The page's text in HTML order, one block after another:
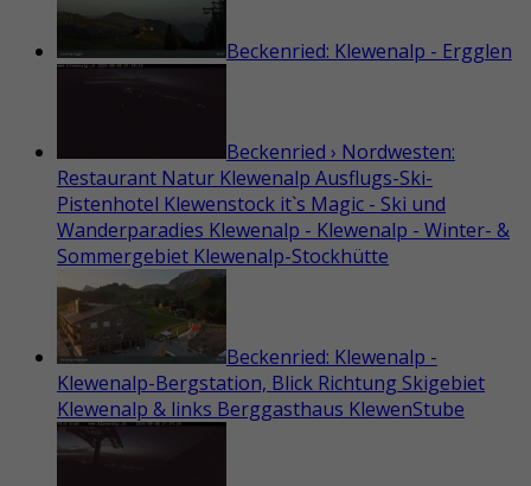
Beckenried: Klewenalp - Ergglen
Beckenried › Nordwesten:
Restaurant Natur Klewenalp Ausflugs-Ski-
Pistenhotel Klewenstock it`s Magic - Ski und
Wanderparadies Klewenalp - Klewenalp - Winter- &
Sommergebiet Klewenalp-Stockhütte
Beckenried: Klewenalp -
Klewenalp-Bergstation, Blick Richtung Skigebiet
Klewenalp & links Berggasthaus KlewenStube